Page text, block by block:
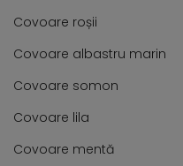
Covoare roșii
Covoare albastru marin
Covoare somon
Covoare lila
Covoare mentă